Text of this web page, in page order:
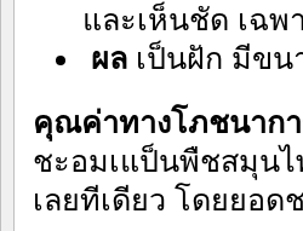
และเห็นชัด เฉพ
ผลเป็นฝัก มีขน
คุณค่าทางโภชนาก
ชะอมเแป็นพืชสมุน
เลยทีเดียว โดยยอด